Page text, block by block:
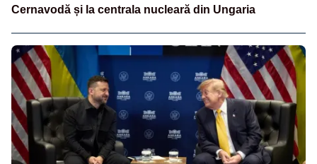
Cernavodă și la centrala nucleară din Ungaria